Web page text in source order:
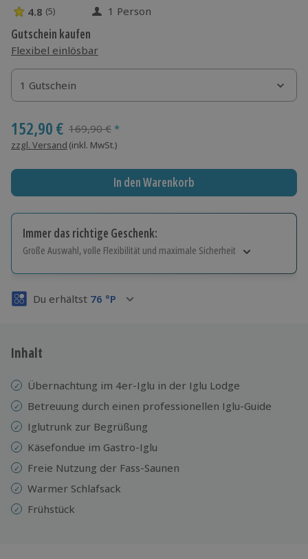
4.8 Sterne von 5 aus 5 Bewertungen
4.8 (5) 1 Person
Gutschein kaufen
Flexibel einlösbar
1 Gutschein
1 Gutschein
1 Gutschein
152,90 € Streichpreis
169,90 € *
zzgl. Versand (inkl. MwSt.)
In den Warenkorb
Immer das richtige Geschenk:
Große Auswahl, volle Flexibilität und maximale Sicherheit
Volle Flexibilität
3 Jahre gültig & verlängerbar.
Du erhältst 76 °P
Inhalt
Übernachtung im 4er-Iglu in der Iglu Lodge
Betreuung durch einen professionellen Iglu-Guide
Iglutrunk zur Begrüßung
Käsefondue im Gastro-Iglu
Freie Nutzung der Fass-Saunen
Warmer Schlafsack
Frühstück